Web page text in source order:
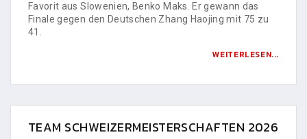
Favorit aus Slowenien, Benko Maks. Er gewann das
Finale gegen den Deutschen Zhang Haojing mit 75 zu
41.
WEITERLESEN...
TEAM SCHWEIZERMEISTERSCHAFTEN 2026